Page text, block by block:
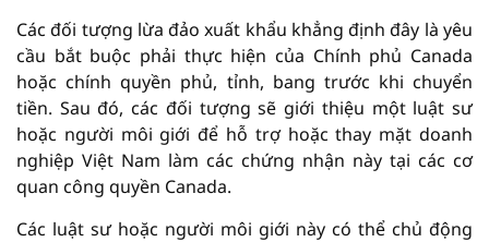
Các đối tượng lừa đảo xuất khẩu khẳng định đây là yêu
cầu bắt buộc phải thực hiện của Chính phủ Canada
hoặc chính quyền phủ, tỉnh, bang trước khi chuyển
tiền. Sau đó, các đối tượng sẽ giới thiệu một luật sư
hoặc người môi giới để hỗ trợ hoặc thay mặt doanh
nghiệp Việt Nam làm các chứng nhận này tại các cơ
quan công quyền Canada.
Các luật sư hoặc người môi giới này có thể chủ động